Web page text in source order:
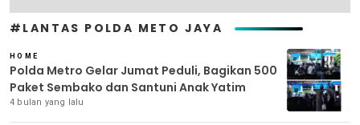
#LANTAS POLDA METO JAYA
HOME
Polda Metro Gelar Jumat Peduli, Bagikan 500
Paket Sembako dan Santuni Anak Yatim
4 bulan yang lalu